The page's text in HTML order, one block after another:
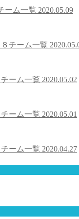
ーム一覧 2020.05.09
チーム一覧
ーム一覧 2020.05.02
ーム一覧 2020.05.01
ーム一覧 2020.04.27